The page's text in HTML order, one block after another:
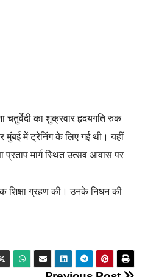
चतुर्वेदी का शुक्रवार हृदयगति रुक
मुंबई में ट्रेनिंग के लिए गई थी। यहीं
प्रताप मार्ग स्थित उत्सव आवास पर
शिक्षा ग्रहण की। उनके निधन की